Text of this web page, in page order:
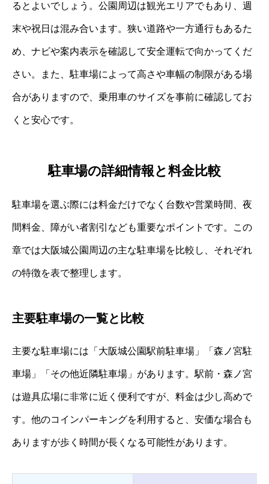
るとよいでしょう。公園周辺は観光エリアでもあり、週
末や祝日は混み合います。狭い道路や一方通行もあるた
め、ナビや案内表示を確認して安全運転で向かってくだ
さい。また、駐車場によって高さや車幅の制限がある場
合がありますので、乗用車のサイズを事前に確認してお
くと安心です。
駐車場の詳細情報と料金比較
駐車場を選ぶ際には料金だけでなく台数や営業時間、夜
間料金、障がい者割引なども重要なポイントです。この
章では大阪城公園周辺の主な駐車場を比較し、それぞれ
の特徴を表で整理します。
主要駐車場の一覧と比較
主要な駐車場には「大阪城公園駅前駐車場」「森ノ宮駐
車場」「その他近隣駐車場」があります。駅前・森ノ宮
は遊具広場に非常に近く便利ですが、料金は少し高めで
す。他のコインパーキングを利用すると、安価な場合も
ありますが歩く時間が長くなる可能性があります。